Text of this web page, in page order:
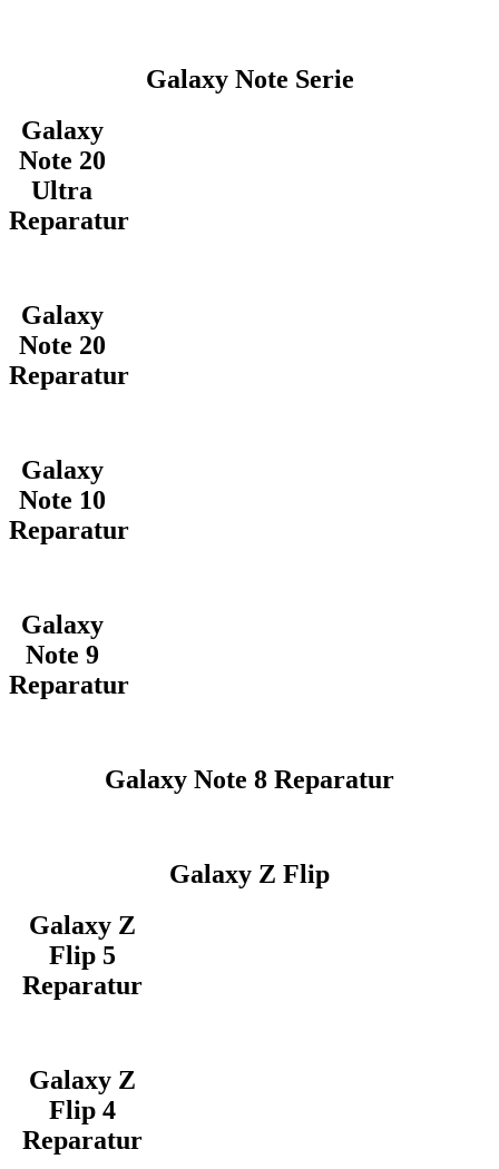
Galaxy Note Serie
Galaxy
Note 20
Ultra
Reparatur
Galaxy
Note 20
Reparatur
Galaxy
Note 10
Reparatur
Galaxy
Note 9
Reparatur
Galaxy Note 8 Reparatur
Galaxy Z Flip
Galaxy Z
Flip 5
Reparatur
Galaxy Z
Flip 4
Reparatur